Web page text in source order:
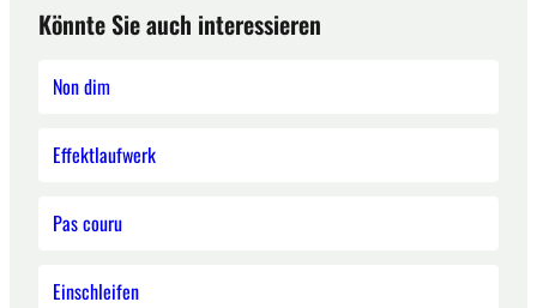
Könnte Sie auch interessieren
Non dim
Effektlaufwerk
Pas couru
Einschleifen